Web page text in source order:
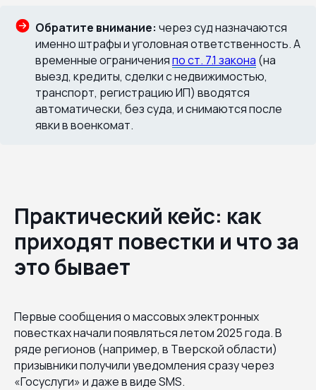
Обратите внимание: через суд назначаются
именно штрафы и уголовная ответственность. А
временные ограниченияпо ст. 7.1 закона (на
выезд, кредиты, сделки с недвижимостью,
транспорт, регистрацию ИП) вводятся
автоматически, без суда, и снимаются после
явки в военкомат.
Практический кейс: как
приходят повестки и что за
это бывает
Первые сообщения о массовых электронных
повестках начали появляться летом 2025 года. В
ряде регионов (например, в Тверской области)
призывники получили уведомления сразу через
«Госуслуги» и даже в виде SMS.